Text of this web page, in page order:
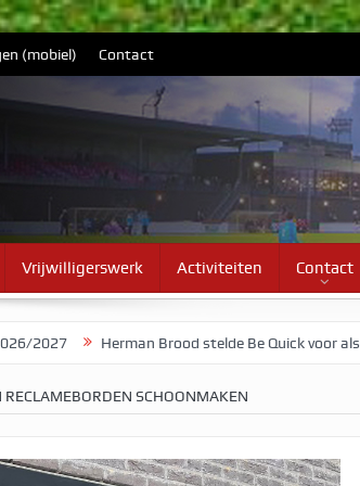
(mobiel) Contact
Vrijwilligerswerk Activiteiten Contact
Brood stelde Be Quick voor als bandnaam
SCHOONMAKEN